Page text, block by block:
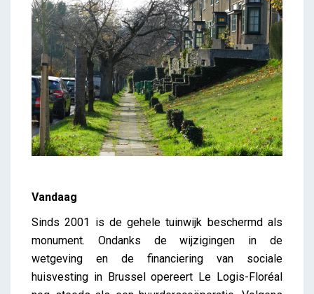
Vandaag
Sinds 2001 is de gehele tuinwijk beschermd als
monument. Ondanks de wijzigingen in de
wetgeving en de financiering van sociale
huisvesting in Brussel opereert Le Logis-Floréal